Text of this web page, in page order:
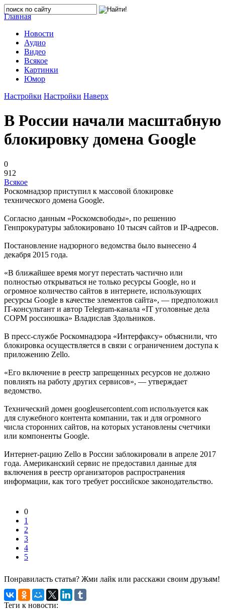
Главная
Новости
Аудио
Видео
Всякое
Картинки
Юмор
Настройки Настройки Наверх
В России начали масштабную
блокировку домена Google
0
912
Всякое
Роскомнадзор приступил к массовой блокировке
технического домена Google.
Согласно данным «Роскомсвободы», по решению
Генпрокуратуры заблокировано 10 тысяч сайтов и IP-адресов.
Постановление надзорного ведомства было вынесено 4
декабря 2015 года.
«В ближайшее время могут перестать частично или
полностью открываться не только ресурсы Google, но и
огромное количество сайтов в интернете, использующих
ресурсы Google в качестве элементов сайта», — предположил
IT-консультант и автор Telegram-канала «IT уголовные дела
СОРМ россиюшка» Владислав Здольников.
В пресс-службе Роскомнадзора «Интерфаксу» объяснили, что
блокировка осуществляется в связи с ограничением доступа к
приложению Zello.
«Его включение в реестр запрещенных ресурсов не должно
повлиять на работу других сервисов», — утверждает
ведомство.
Технический домен googleusercontent.com используется как
для служебного контента компании, так и для огромного
числа сторонних сайтов, на которых установлены счетчики
или компоненты Google.
Интернет-рацию Zello в России заблокировали в апреле 2017
года. Американский сервис не предоставил данные для
включения в реестр организаторов распространения
информации, как того требует российское законодательство.
0
1
2
3
4
5
Понравиласть статья? Жми лайк или расскажи своим друзьям!
Теги к новости: